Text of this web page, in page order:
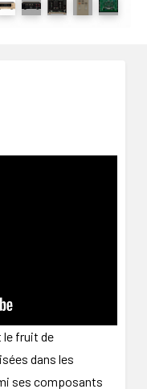
le fruit de
dans les
ses composants